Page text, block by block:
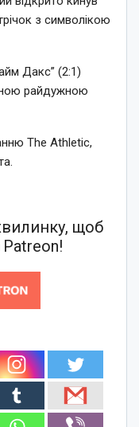
з символікою
Дакс” (2:1)
райдужною
The Athletic,
щоб